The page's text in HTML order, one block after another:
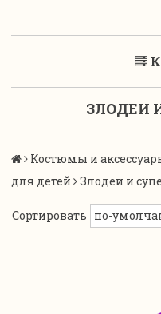
ЗЛОДЕИ
Костюмы и
для детей
Злодеи и
Сортировать